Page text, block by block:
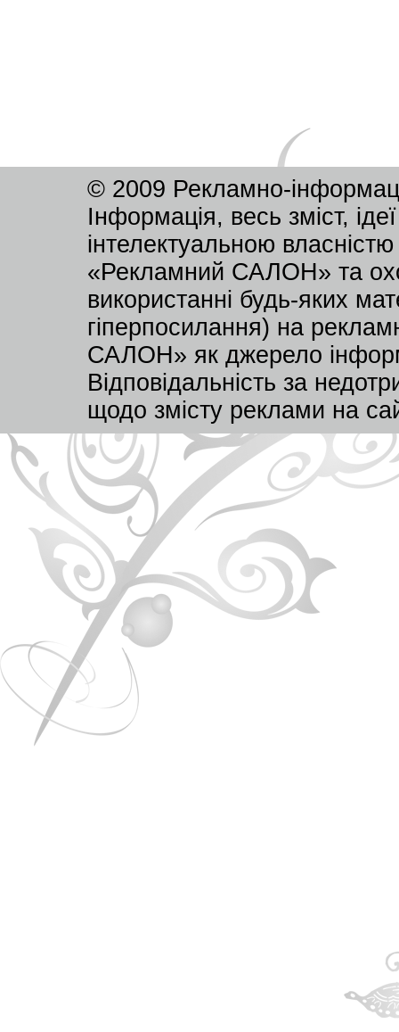
© 2009 Рекламно-
Інформація, весь зміст,
інтелектуальною
«Рекламний САЛОН» та
використанні будь-яких
гіперпосилання) на
САЛОН» як джерело
Відповідальність за
щодо змісту реклами на